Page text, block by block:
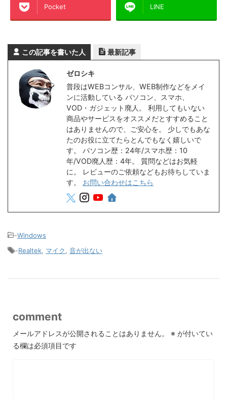
Pocket LINE
この記事を書いた人 最新記事
ゼロシキ
普段はWEBコンサル、WEB制作などをメイ
ンに活動している パソコン、スマホ、
VOD・ガジェット廃人。 利用してもいない
商品やサービスをオススメだとすすめること
はありませんので、ご安心を。 少しでもあな
たのお役に立てたらとんでもなく嬉しいで
す。 パソコン歴：24年/スマホ歴：10
年/VOD廃人歴：4年。 質問などはお気軽
に。 レビューのご依頼などもお待ちしていま
す。 お問い合わせはこちら
-Windows
-Realtek マイク 音が出ない
comment
メールアドレスが公開されることはありません。 ※ が付いてい
る欄は必須項目です